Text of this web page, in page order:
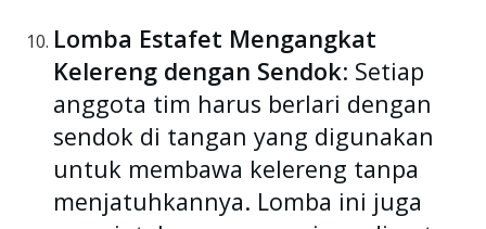
Lomba Estafet Mengangkat
Kelereng dengan Sendok: Setiap
anggota tim harus berlari dengan
sendok di tangan yang digunakan
untuk membawa kelereng tanpa
menjatuhkannya. Lomba ini juga